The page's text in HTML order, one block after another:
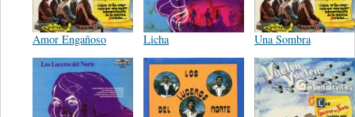
Amor Engañoso Licha Una Sombra